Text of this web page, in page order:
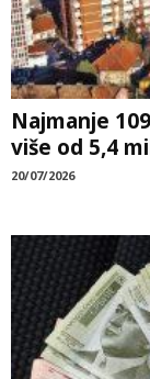
Najmanje
više od 5,4
20/07/2026